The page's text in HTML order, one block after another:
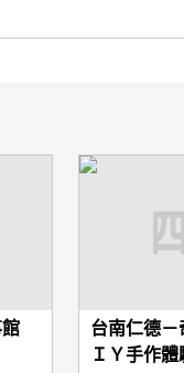
台南仁德－
ＩＹ手作體